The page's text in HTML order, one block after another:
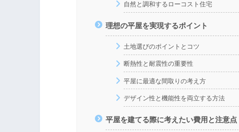
自然と調和するローコスト住宅
理想の平屋を実現するポイント
土地選びのポイントとコツ
断熱性と耐震性の重要性
平屋に最適な間取りの考え方
デザイン性と機能性を両立する方法
平屋を建てる際に考えたい費用と注意点